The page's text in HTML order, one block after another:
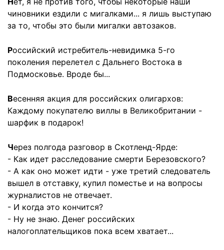
чиновники ездили с мигалками... я лишь выступаю
за то, чтобы это были мигалки автозаков.
Российский истребитель-невидимка 5-го
поколения перелетел с Дальнего Востока в
Подмосковье. Вроде бы...
Весенняя акция для российских олигархов:
Каждому покупателю виллы в Великобритании -
шарфик в подарок!
Через полгода разговор в Скотленд-Ярде:
- Как идет расследование смерти Березовского?
- А как оно может идти - уже третий следователь
вышел в отставку, купил поместье и на вопросы
журналистов не отвечает.
- И когда это кончится?
- Ну не знаю. Денег российских
налогоплательщиков пока всем хватает...